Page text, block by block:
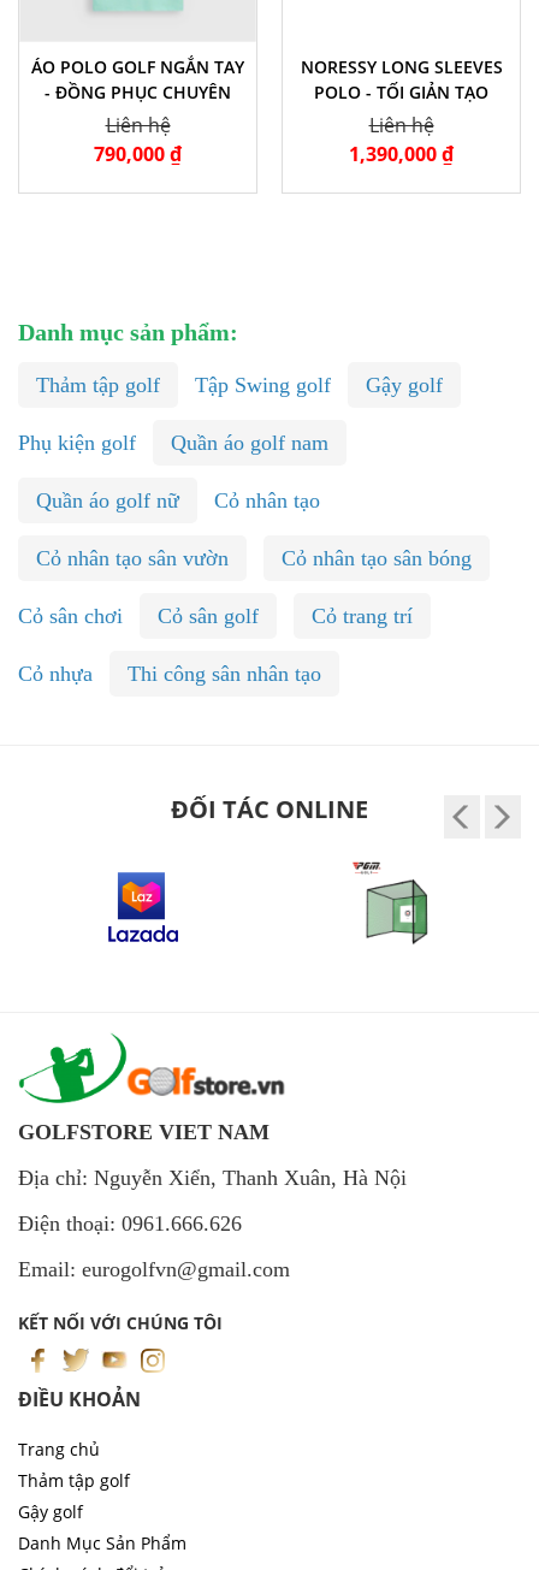
ÁO POLO GOLF NGẮN TAY
- ĐỒNG PHỤC CHUYÊN
NGHIỆP
Liên hệ
790,000 ₫
NORESSY LONG SLEEVES
POLO - TỐI GIẢN TẠO
NÊN ĐẲNG CẤP
Liên hệ
1,390,000 ₫
Danh mục sản phẩm:
Thảm tập golf Tập Swing golf Gậy golf
Phụ kiện golf Quần áo golf nam
Quần áo golf nữ Cỏ nhân tạo
Cỏ nhân tạo sân vườn Cỏ nhân tạo sân bóng
Cỏ sân chơi Cỏ sân golf Cỏ trang trí
Cỏ nhựa Thi công sân nhân tạo
ĐỐI TÁC ONLINE
GOLFSTORE VIET NAM
Địa chỉ: Nguyễn Xiển, Thanh Xuân, Hà Nội
Điện thoại: 0961.666.626
Email: eurogolfvn@gmail.com
KẾT NỐI VỚI CHÚNG TÔI
ĐIỀU KHOẢN
Trang chủ
Thảm tập golf
Gậy golf
Danh Mục Sản Phẩm